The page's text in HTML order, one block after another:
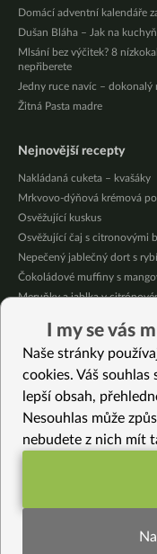
Domácí adventní kalendáře
Dušan Bláha – Jak na
Mlsání bez výčitek? 8
nepřiberete
Jedny ruce navíc – dokonalý
Žitná Pasta madre
Nejnovější recepty
Nakládaná cuketa – kvašáky
Mrkvovo-dýňová krémová
Osvěžující kuskus
Osvěžující čaj s citronovými
Nepečený jablečný dort s
Čokoládové muffiny s
Meruňky a jablka v
Celozrnná rýže basmati se
Citrónové muffiny s
Vybrané recepty
Kvašáky – nakládané okurky
Asijská seitan čína s nudlemi
I my se vás
Naše stránky
cookies. Váš
lepší obsah,
Nesouhlas může
nebudete z nich mít
Funkční